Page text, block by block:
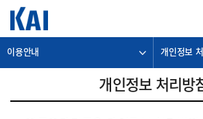
이용안내 개인정보
개인정보 처리방